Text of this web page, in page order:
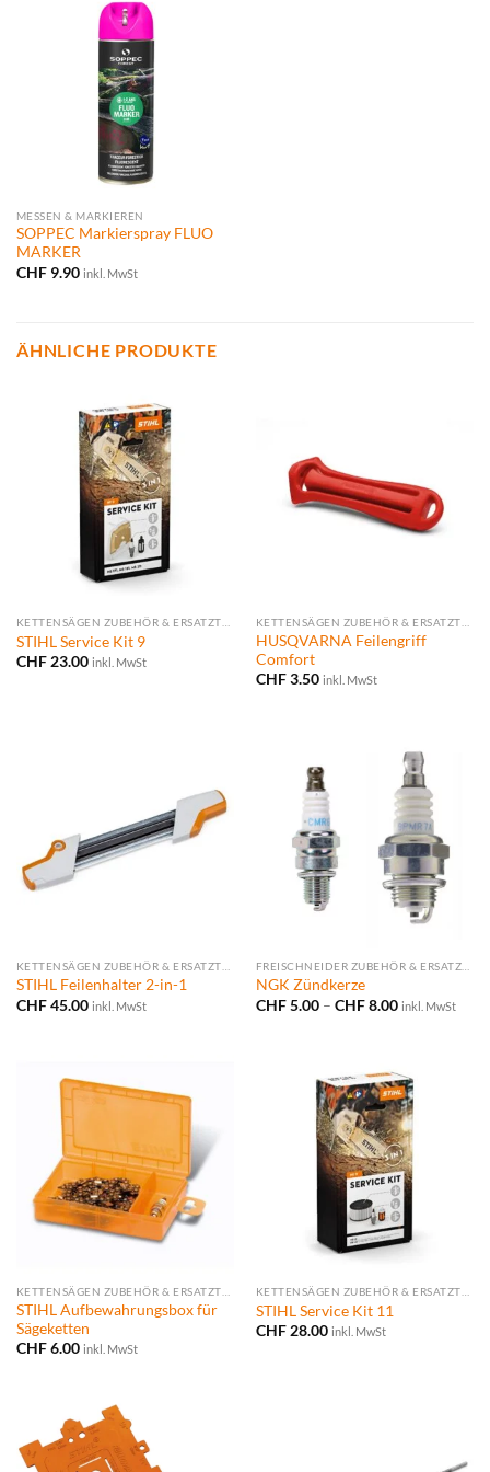
MESSEN & MARKIEREN
SOPPEC Markierspray FLUO
MARKER
CHF9.90 inkl. MwSt
ÄHNLICHE PRODUKTE
KETTENSÄGEN ZUBEHÖR & ERSATZTEILE
STIHL Service Kit 9
CHF23.00 inkl. MwSt
KETTENSÄGEN ZUBEHÖR & ERSATZTEILE
HUSQVARNA Feilengriff
Comfort
CHF3.50 inkl. MwSt
STIHL Feilenhalter 2-in-1
CHF45.00 inkl. MwSt
NGK Zündkerze
CHF5.00 – CHF8.00Preisspanne:
inkl. MwSt
STIHL Aufbewahrungsbox für
Sägeketten
CHF6.00 inkl. MwSt
STIHL Service Kit 11
CHF28.00 inkl. MwSt